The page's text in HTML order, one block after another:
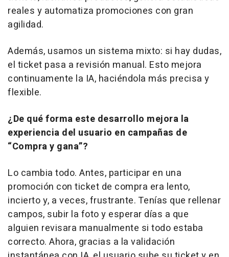
reales y automatiza promociones con gran
agilidad.
Además, usamos un sistema mixto: si hay dudas,
el ticket pasa a revisión manual. Esto mejora
continuamente la IA, haciéndola más precisa y
flexible.
¿De qué forma este desarrollo mejora la
experiencia del usuario en campañas de
“Compra y gana”?
Lo cambia todo. Antes, participar en una
promoción con ticket de compra era lento,
incierto y, a veces, frustrante. Tenías que rellenar
campos, subir la foto y esperar días a que
alguien revisara manualmente si todo estaba
correcto. Ahora, gracias a la validación